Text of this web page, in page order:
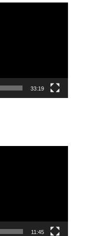
33:19
11:45